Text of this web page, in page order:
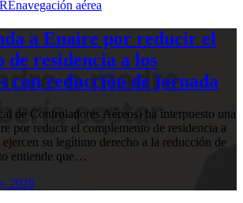
navegación aérea
a Enaire por reducir el
de residencia a los
con reducción de jornada
de Controladores Aéreos) ha interpuesto una
por reducir el complemento de residencia a
su legítimo derecho a la reducción de
entiende que…
2026